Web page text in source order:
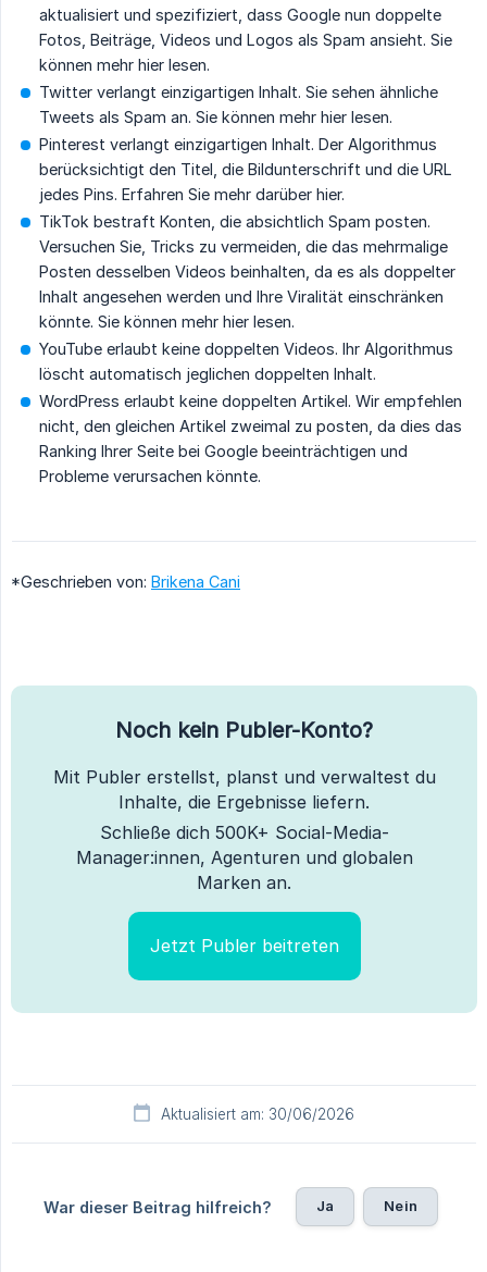
aktualisiert und spezifiziert, dass Google nun doppelte
Fotos, Beiträge, Videos und Logos als Spam ansieht. Sie
können mehr hier lesen.
Twitter verlangt einzigartigen Inhalt. Sie sehen ähnliche
Tweets als Spam an. Sie können mehr hier lesen.
Pinterest verlangt einzigartigen Inhalt. Der Algorithmus
berücksichtigt den Titel, die Bildunterschrift und die URL
jedes Pins. Erfahren Sie mehr darüber hier.
TikTok bestraft Konten, die absichtlich Spam posten.
Versuchen Sie, Tricks zu vermeiden, die das mehrmalige
Posten desselben Videos beinhalten, da es als doppelter
Inhalt angesehen werden und Ihre Viralität einschränken
könnte. Sie können mehr hier lesen.
YouTube erlaubt keine doppelten Videos. Ihr Algorithmus
löscht automatisch jeglichen doppelten Inhalt.
WordPress erlaubt keine doppelten Artikel. Wir empfehlen
nicht, den gleichen Artikel zweimal zu posten, da dies das
Ranking Ihrer Seite bei Google beeinträchtigen und
Probleme verursachen könnte.
*Geschrieben von: Brikena Cani
Noch kein Publer-Konto?
Mit Publer erstellst, planst und verwaltest du
Inhalte, die Ergebnisse liefern.
Schließe dich 500K+ Social-Media-
Manager:innen, Agenturen und globalen
Marken an.
Jetzt Publer beitreten
Aktualisiert am: 30/06/2026
War dieser Beitrag hilfreich? Ja Nein